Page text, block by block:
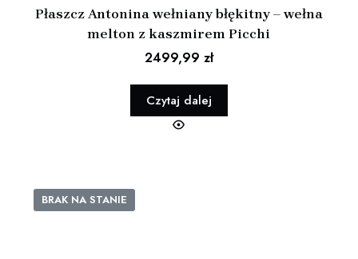
Płaszcz Antonina wełniany błękitny – wełna
melton z kaszmirem Picchi
2499,99 zł
Czytaj dalej
BRAK NA STANIE